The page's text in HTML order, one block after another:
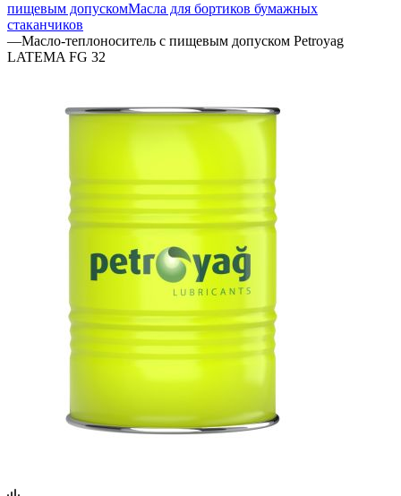
пищевым допускомМасла для бортиков бумажных
стаканчиков
—Масло-теплоноситель с пищевым допуском Petroyag
LATEMA FG 32